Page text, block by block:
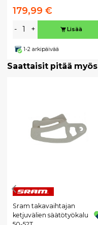
179,99 €
- + Lisää
1-2 arkipäivää
Saattaisit pitää myös
Sram takavaihtajan
ketjuvälien säätötyökalu